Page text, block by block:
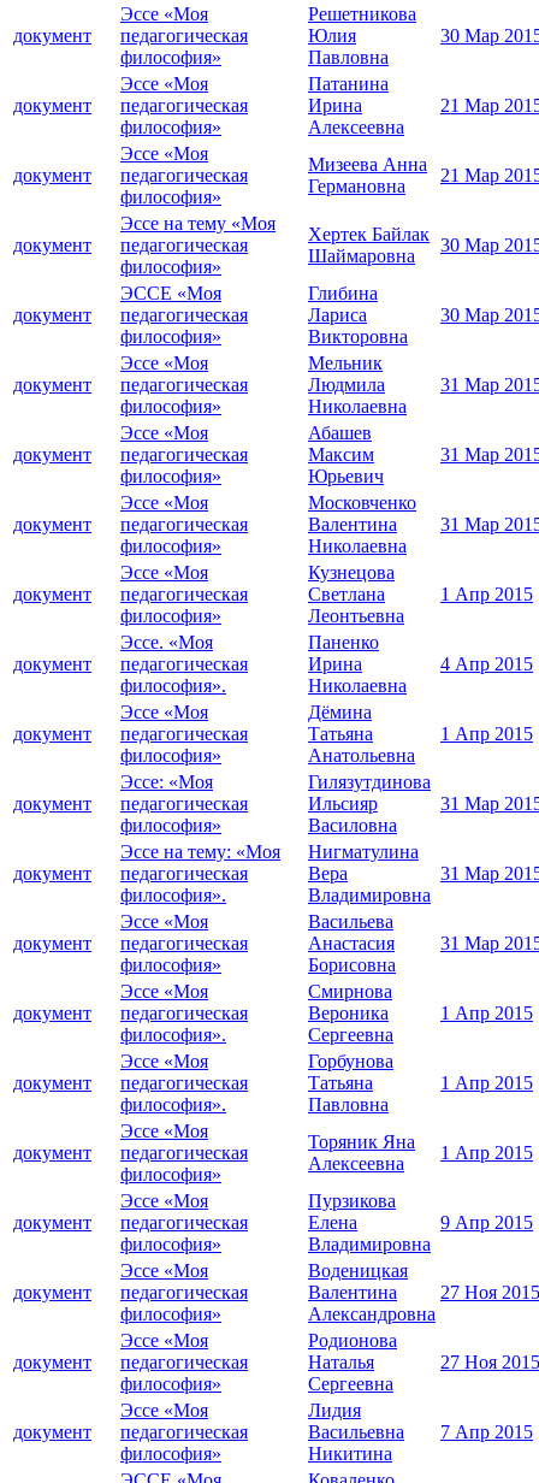
документ
Эссе «Моя
педагогическая
философия»
Решетникова
Юлия
Павловна
30 Мар
документ
Эссе «Моя
педагогическая
философия»
Патанина
Ирина
Алексеевна
21 Мар
документ
Эссе «Моя
педагогическая
философия»
Мизеева Анна
Германовна
21 Мар
документ
Эссе на тему «Моя
педагогическая
философия»
Хертек Байлак
Шаймаровна
30 Мар
документ
ЭССЕ «Моя
педагогическая
философия»
Глибина
Лариса
Викторовна
30 Мар
документ
Эссе «Моя
педагогическая
философия»
Мельник
Людмила
Николаевна
31 Мар
документ
Эссе «Моя
педагогическая
философия»
Абашев
Максим
Юрьевич
31 Мар
документ
Эссе «Моя
педагогическая
философия»
Московченко
Валентина
Николаевна
31 Мар
документ
Эссе «Моя
педагогическая
философия»
Кузнецова
Светлана
Леонтьевна
1 Апр 2015
документ
Эссе. «Моя
педагогическая
философия».
Паненко
Ирина
Николаевна
4 Апр 2015
документ
Эссе «Моя
педагогическая
философия»
Дёмина
Татьяна
Анатольевна
1 Апр 2015
документ
Эссе: «Моя
педагогическая
философия»
Гилязутдинова
Ильсияр
Василовна
31 Мар
документ
Эссе на тему: «Моя
педагогическая
философия».
Нигматулина
Вера
Владимировна
31 Мар
документ
Эссе «Моя
педагогическая
философия»
Васильева
Анастасия
Борисовна
31 Мар
документ
Эссе «Моя
педагогическая
философия».
Смирнова
Вероника
Сергеевна
1 Апр 2015
документ
Эссе «Моя
педагогическая
философия».
Горбунова
Татьяна
Павловна
1 Апр 2015
документ
Эссе «Моя
педагогическая
философия»
Торяник Яна
Алексеевна
1 Апр 2015
документ
Эссе «Моя
педагогическая
философия»
Пурзикова
Елена
Владимировна
9 Апр 2015
документ
Эссе «Моя
педагогическая
философия»
Воденицкая
Валентина
Александровна
27 Ноя 2015
документ
Эссе «Моя
педагогическая
философия»
Родионова
Наталья
Сергеевна
27 Ноя 2015
документ
Эссе «Моя
педагогическая
философия»
Лидия
Васильевна
Никитина
7 Апр 2015